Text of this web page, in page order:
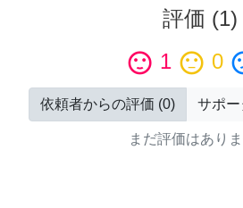
評価 (1)
sentiment_satisfied 1 sentiment_neutral 0
依頼者からの評価 (0) サポ
まだ評価はあり